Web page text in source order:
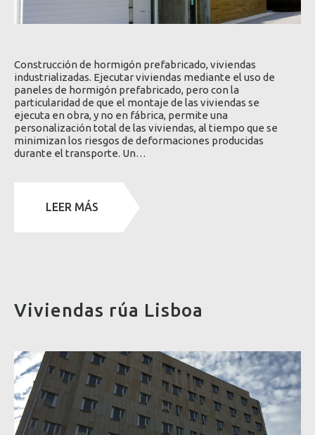
Construcción de hormigón prefabricado, viviendas
industrializadas. Ejecutar viviendas mediante el uso de
paneles de hormigón prefabricado, pero con la
particularidad de que el montaje de las viviendas se
ejecuta en obra, y no en fábrica, permite una
personalización total de las viviendas, al tiempo que se
minimizan los riesgos de deformaciones producidas
durante el transporte. Un…
LEER MÁS
Viviendas rúa Lisboa